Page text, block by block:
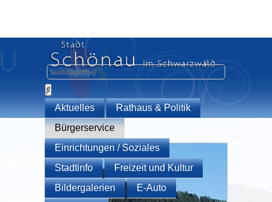
Aktuelles
Rathaus & Politik
Bürgerservice
Einrichtungen / Soziales
Stadtinfo
Freizeit und Kultur
Bildergalerien
E-Auto